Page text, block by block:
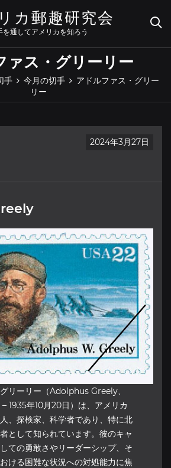
カ郵趣研究会
を通してアメリカを知ろう
ァス・グリーリー
手 今月の切手
アドルファス・グリー
リー
2024年3月27日
リーリー（Adolphus Greely、
1935年10月20日）は、アメリカ
、探検家、科学者であり、特に北
として知られています。彼のキャ
ての勇敢さやリーダーシップ、そ
ける困難な状況への対処能力に焦